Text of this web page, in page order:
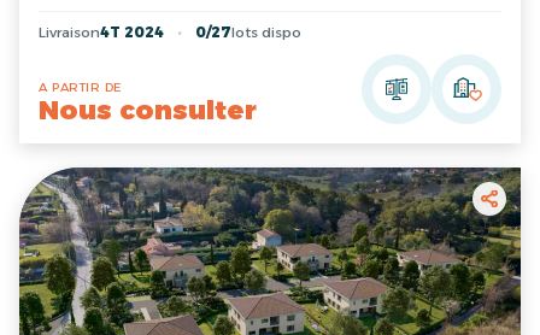
Livraison4T 2024 0/27lots dispo
A PARTIR DE
Nous consulter